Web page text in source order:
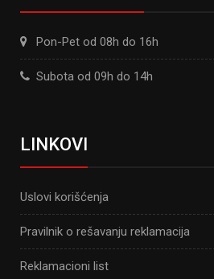
Pon-Pet od 08h do 16h
Subota od 09h do 14h
LINKOVI
Uslovi korišćenja
Pravilnik o rešavanju reklamacija
Reklamacioni list